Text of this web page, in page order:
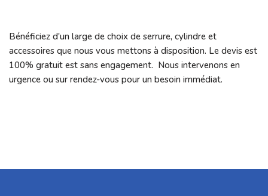
Bénéficiez d'un large de choix de serrure, cylindre et
accessoires que nous vous mettons à disposition. Le devis est
100% gratuit est sans engagement. Nous intervenons en
urgence ou sur rendez-vous pour un besoin immédiat.